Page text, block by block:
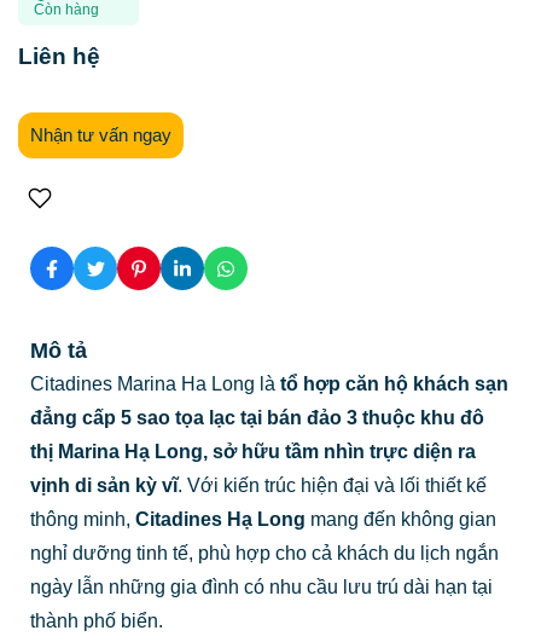
Còn hàng
Liên hệ
Nhận tư vấn ngay
Mô tả
Citadines Marina Ha Long là tổ hợp căn hộ khách sạn
đẳng cấp 5 sao tọa lạc tại bán đảo 3 thuộc khu đô
thị Marina Hạ Long, sở hữu tầm nhìn trực diện ra
vịnh di sản kỳ vĩ. Với kiến trúc hiện đại và lối thiết kế
thông minh, Citadines Hạ Long mang đến không gian
nghỉ dưỡng tinh tế, phù hợp cho cả khách du lịch ngắn
ngày lẫn những gia đình có nhu cầu lưu trú dài hạn tại
thành phố biển.